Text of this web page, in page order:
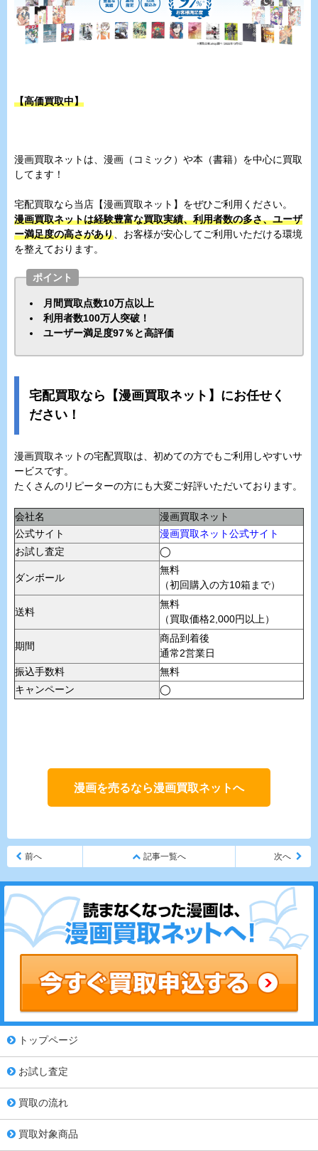
【高価買取中】
漫画買取ネットは、漫画（コミック）や本（書籍）を中心に買取
してます！
宅配買取なら当店【漫画買取ネット】をぜひご利用ください。
漫画買取ネットは経験豊富な買取実績、利用者数の多さ、ユーザ
ー満足度の高さがあり 、お客様が安心してご利用いただける環境
を整えております。
ポイント
月間買取点数10万点以上
利用者数100万人突破！
ユーザー満足度97％と高評価
宅配買取なら【漫画買取ネット】にお任せく
ださい！
漫画買取ネットの宅配買取は、初めての方でもご利用しやすいサ
ービスです。
たくさんのリピーターの方にも大変ご好評いただいております。
会社名
漫画買取ネット
公式サイト
漫画買取ネット公式サイト
お試し査定
◯
ダンボール
無料
（初回購入の方10箱まで）
送料
無料
（買取価格2,000円以上）
期間
商品到着後
通常2営業日
振込手数料
無料
キャンペーン
◯
漫画を売るなら漫画買取ネットへ
前へ 記事一覧へ 次へ
トップページ
お試し査定
買取の流れ
買取対象商品